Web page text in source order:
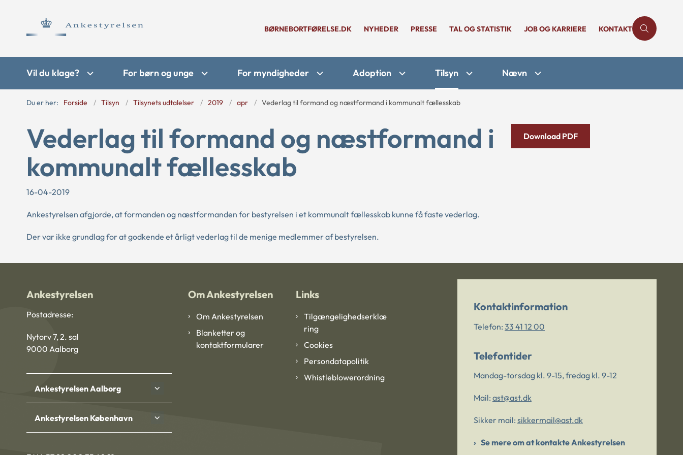
BØRNEBORTFØRELSE.DK NYHEDER PRESSE TAL OG STATISTIK JOB OG KARRIERE KONTAKT
Vil du klage? For børn og unge For myndigheder Adoption Tilsyn Nævn
Du er her: Forside Tilsyn Tilsynets udtalelser 2019 apr Vederlag til formand og næstformand i kommunalt fællesskab
Vederlag til formand og næstformand i
kommunalt fællesskab
16-04-2019
Ankestyrelsen afgjorde, at formanden og næstformanden for bestyrelsen i et kommunalt fællesskab kunne få faste vederlag.
Der var ikke grundlag for at godkende et årligt vederlag til de menige medlemmer af bestyrelsen.
Download PDF
Ankestyrelsen
Postadresse:
Nytorv 7, 2. sal
9000 Aalborg
Ankestyrelsen Aalborg
Ankestyrelsen København
Om Ankestyrelsen
Om Ankestyrelsen
Blanketter og
kontaktformularer
Links
Tilgængelighedserklæ
ring
Cookies
Persondatapolitik
Whistleblowerordning
Kontaktinformation
Telefon: 33 41 12 00
Telefontider
Mandag-torsdag kl. 9-15, fredag kl. 9-12
Mail: ast@ast.dk
Sikker mail: sikkermail@ast.dk
Se mere om at kontakte Ankestyrelsen